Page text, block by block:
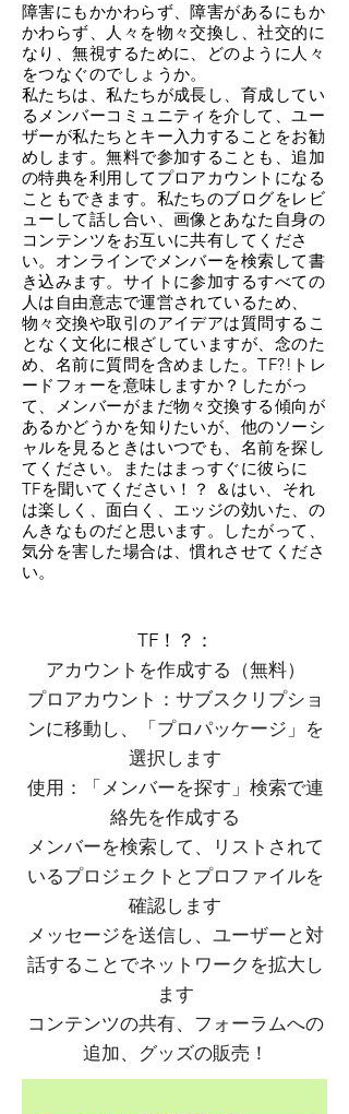
障害にもかかわらず、障害があるにもか
かわらず、人々を物々交換し、社交的に
なり、無視するために、どのように人々
をつなぐのでしょうか。
私たちは、私たちが成長し、育成してい
るメンバーコミュニティを介して、ユー
ザーが私たちとキー入力することをお勧
めします。無料で参加することも、追加
の特典を利用してプロアカウントになる
こともできます。私たちのブログをレビ
ューして話し合い、画像とあなた自身の
コンテンツをお互いに共有してくださ
い。オンラインでメンバーを検索して書
き込みます。サイトに参加するすべての
人は自由意志で運営されているため、
物々交換や取引のアイデアは質問するこ
となく文化に根ざしていますが、念のた
め、名前に質問を含めました。TF?!トレ
ードフォーを意味しますか？したがっ
て、メンバーがまだ物々交換する傾向が
あるかどうかを知りたいが、他のソーシ
ャルを見るときはいつでも、名前を探し
てください。またはまっすぐに彼らに
TFを聞いてください！？ ＆はい、それ
は楽しく、面白く、エッジの効いた、の
んきなものだと思います。したがって、
気分を害した場合は、慣れさせてくださ
い。
TF！？：
アカウントを作成する（無料）
プロアカウント：サブスクリプショ
ンに移動し、「プロパッケージ」を
選択します
使用：「メンバーを探す」検索で連
絡先を作成する
メンバーを検索して、リストされて
いるプロジェクトとプロファイルを
確認します
メッセージを送信し、ユーザーと対
話することでネットワークを拡大し
ます
コンテンツの共有、フォーラムへの
追加、グッズの販売！